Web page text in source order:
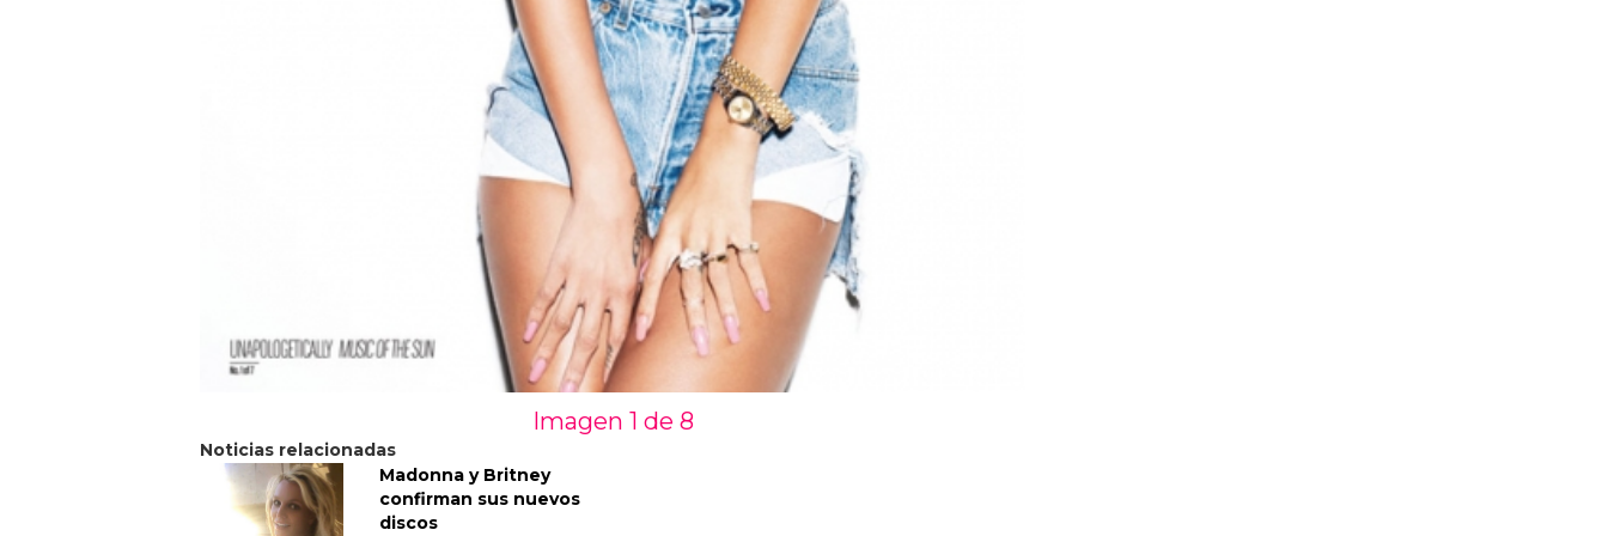
Imagen 1 de 8
Noticias relacionadas
Madonna y Britney
confirman sus nuevos
discos